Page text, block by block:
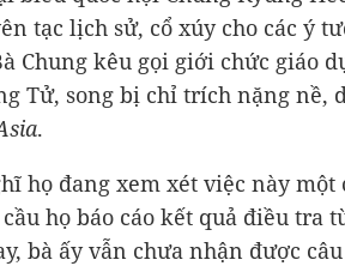
tạc lịch sử, cổ xúy cho các ý
Chung kêu gọi giới chức giáo
Tử, song bị chỉ trích nặng nề,
.
họ đang xem xét việc này
họ báo cáo kết quả điều tra
bà ấy vẫn chưa nhận được